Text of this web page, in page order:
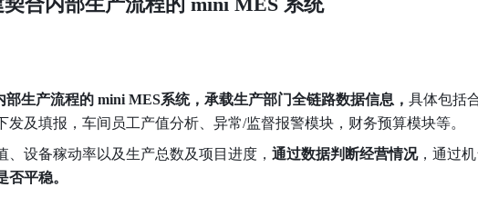
部生产流程的 mini MES系统，承载生产部门全链路数据信息， 具体包括
及填报，车间员工产值分析、异常/监督报警模块，财务预算模块等。
、设备稼动率以及生产总数及项目进度， 通过数据判断经营情况，通过
平稳。